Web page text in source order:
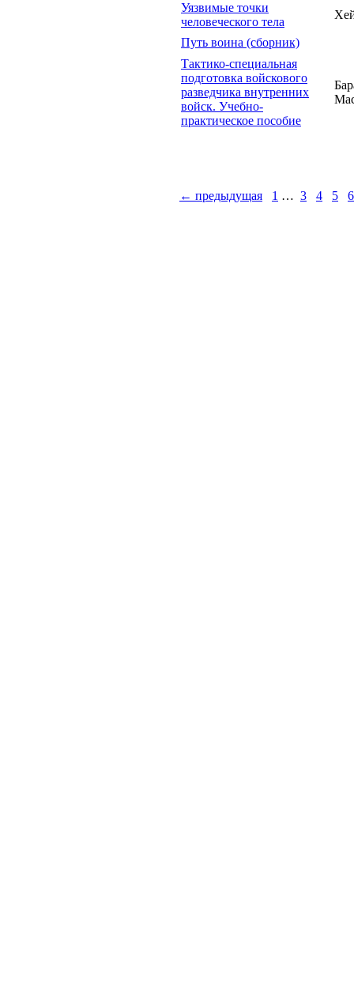
Уязвимые точки
человеческого тела
Путь воина (сборник)
Тактико-специальная
подготовка войскового
разведчика внутренних
войск. Учебно-
практическое пособие
← предыдущая 1 … 3 4 5 6